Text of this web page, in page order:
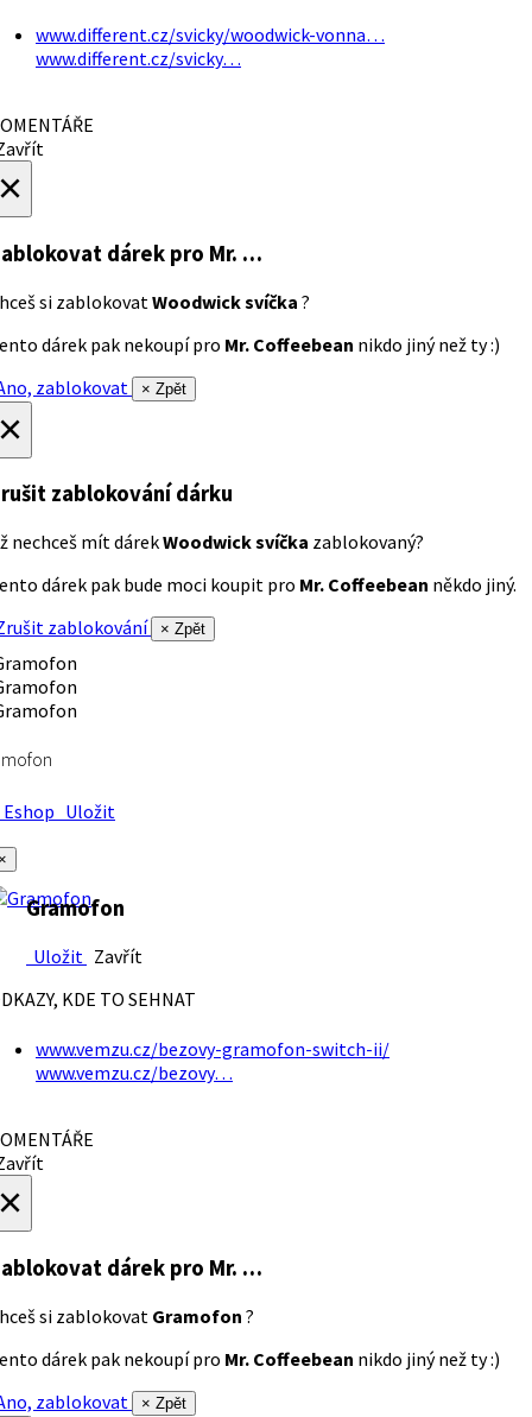
www.different.cz/svicky/woodwick-vonna…
www.different.cz/svicky…
dárek pro Mr. …
si zablokovat Woodwick svíčka ?
dárek pak nekoupí pro Mr. Coffeebean nikdo jiný než ty :)
zablokovat
× Zpět
zablokování dárku
nechceš mít dárekWoodwick svíčka zablokovaný?
dárek pak bude moci koupit pro Mr. Coffeebean někdo jiný.
zablokování
× Zpět
Uložit
Gramofon
Uložit Zavřít
KDE TO SEHNAT
www.vemzu.cz/bezovy-gramofon-switch-ii/
www.vemzu.cz/bezovy…
dárek pro Mr. …
si zablokovat Gramofon ?
dárek pak nekoupí pro Mr. Coffeebean nikdo jiný než ty :)
zablokovat
× Zpět